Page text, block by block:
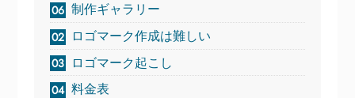
ロゴマーク作成は難しい
ロゴマーク起こし
料金表
制作ギャラリー